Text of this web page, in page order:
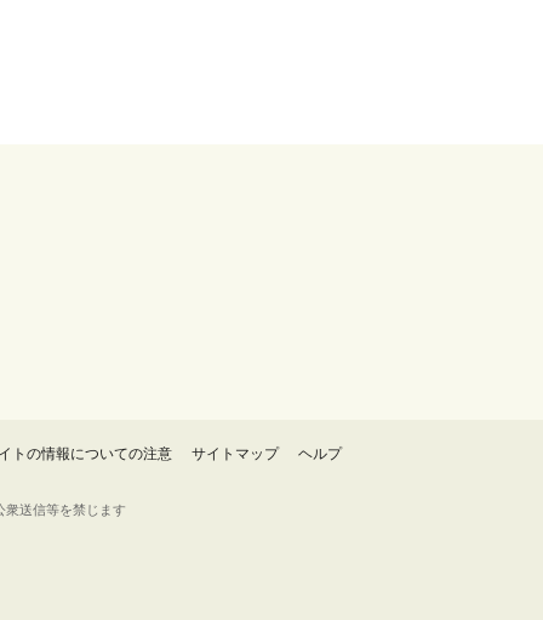
トの情報についての注意 サイトマップ ヘルプ
衆送信等を禁じます